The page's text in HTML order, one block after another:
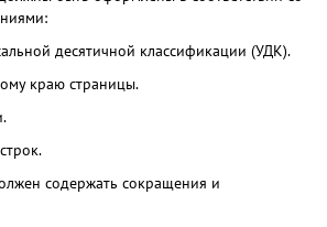
десятичной классификации (УДК).
краю страницы.
содержать сокращения и